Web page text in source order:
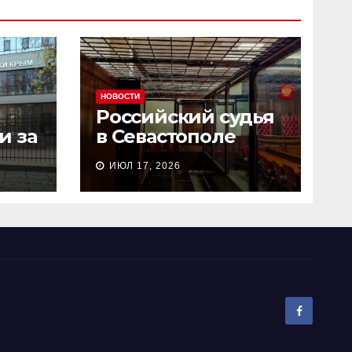
за
НОВОСТИ
Российский судья
в Севастополе
рассмотрел дело о
пособничестве
госизмене за 2
ИЮЛ 17, 2026